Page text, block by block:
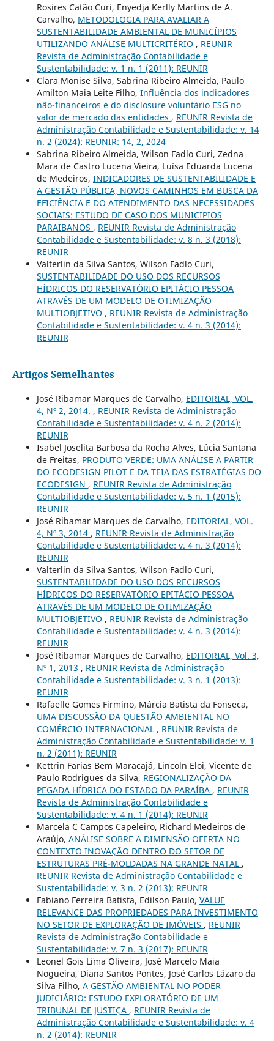
Rosires Catão Curi, Enyedja Kerlly Martins de A.
Carvalho, METODOLOGIA PARA AVALIAR A
SUSTENTABILIDADE AMBIENTAL DE MUNICÍPIOS
UTILIZANDO ANÁLISE MULTICRITÉRIO , REUNIR
Revista de Administração Contabilidade e
Sustentabilidade: v. 1 n. 1 (2011): REUNIR
Clara Monise Silva, Sabrina Ribeiro Almeida, Paulo
Amilton Maia Leite Filho, Influência dos indicadores
não-financeiros e do disclosure voluntário ESG no
valor de mercado das entidades , REUNIR Revista de
Administração Contabilidade e Sustentabilidade: v. 14
n. 2 (2024): REUNIR: 14, 2, 2024
Sabrina Ribeiro Almeida, Wilson Fadlo Curi, Zedna
Mara de Castro Lucena Vieira, Luísa Eduarda Lucena
de Medeiros, INDICADORES DE SUSTENTABILIDADE E
A GESTÃO PÚBLICA, NOVOS CAMINHOS EM BUSCA DA
EFICIÊNCIA E DO ATENDIMENTO DAS NECESSIDADES
SOCIAIS: ESTUDO DE CASO DOS MUNICIPIOS
PARAIBANOS , REUNIR Revista de Administração
Contabilidade e Sustentabilidade: v. 8 n. 3 (2018):
REUNIR
Valterlin da Silva Santos, Wilson Fadlo Curi,
SUSTENTABILIDADE DO USO DOS RECURSOS
HÍDRICOS DO RESERVATÓRIO EPITÁCIO PESSOA
ATRAVÉS DE UM MODELO DE OTIMIZAÇÃO
MULTIOBJETIVO , REUNIR Revista de Administração
Contabilidade e Sustentabilidade: v. 4 n. 3 (2014):
REUNIR
Artigos Semelhantes
José Ribamar Marques de Carvalho, EDITORIAL, VOL.
4, Nº 2, 2014. , REUNIR Revista de Administração
Contabilidade e Sustentabilidade: v. 4 n. 2 (2014):
REUNIR
Isabel Joselita Barbosa da Rocha Alves, Lúcia Santana
de Freitas, PRODUTO VERDE: UMA ANÁLISE A PARTIR
DO ECODESIGN PILOT E DA TEIA DAS ESTRATÉGIAS DO
ECODESIGN , REUNIR Revista de Administração
Contabilidade e Sustentabilidade: v. 5 n. 1 (2015):
REUNIR
José Ribamar Marques de Carvalho, EDITORIAL, VOL.
4, Nº 3, 2014 , REUNIR Revista de Administração
Contabilidade e Sustentabilidade: v. 4 n. 3 (2014):
REUNIR
Valterlin da Silva Santos, Wilson Fadlo Curi,
SUSTENTABILIDADE DO USO DOS RECURSOS
HÍDRICOS DO RESERVATÓRIO EPITÁCIO PESSOA
ATRAVÉS DE UM MODELO DE OTIMIZAÇÃO
MULTIOBJETIVO , REUNIR Revista de Administração
Contabilidade e Sustentabilidade: v. 4 n. 3 (2014):
REUNIR
José Ribamar Marques de Carvalho, EDITORIAL, Vol. 3,
Nº 1, 2013 , REUNIR Revista de Administração
Contabilidade e Sustentabilidade: v. 3 n. 1 (2013):
REUNIR
Rafaelle Gomes Firmino, Márcia Batista da Fonseca,
UMA DISCUSSÃO DA QUESTÃO AMBIENTAL NO
COMÉRCIO INTERNACIONAL , REUNIR Revista de
Administração Contabilidade e Sustentabilidade: v. 1
n. 2 (2011): REUNIR
Kettrin Farias Bem Maracajá, Lincoln Eloi, Vicente de
Paulo Rodrigues da Silva, REGIONALIZAÇÃO DA
PEGADA HÍDRICA DO ESTADO DA PARAÍBA , REUNIR
Revista de Administração Contabilidade e
Sustentabilidade: v. 4 n. 1 (2014): REUNIR
Marcela C Campos Capeleiro, Richard Medeiros de
Araújo, ANÁLISE SOBRE A DIMENSÃO OFERTA NO
CONTEXTO INOVAÇÃO DENTRO DO SETOR DE
ESTRUTURAS PRÉ-MOLDADAS NA GRANDE NATAL ,
REUNIR Revista de Administração Contabilidade e
Sustentabilidade: v. 3 n. 2 (2013): REUNIR
Fabiano Ferreira Batista, Edilson Paulo, VALUE
RELEVANCE DAS PROPRIEDADES PARA INVESTIMENTO
NO SETOR DE EXPLORAÇÃO DE IMÓVEIS , REUNIR
Revista de Administração Contabilidade e
Sustentabilidade: v. 7 n. 3 (2017): REUNIR
Leonel Gois Lima Oliveira, José Marcelo Maia
Nogueira, Diana Santos Pontes, José Carlos Lázaro da
Silva Filho, A GESTÃO AMBIENTAL NO PODER
JUDICIÁRIO: ESTUDO EXPLORATÓRIO DE UM
TRIBUNAL DE JUSTIÇA , REUNIR Revista de
Administração Contabilidade e Sustentabilidade: v. 4
n. 2 (2014): REUNIR